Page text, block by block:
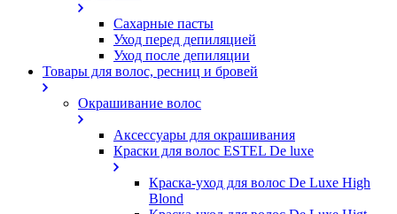
Сахарные пасты
Уход перед депиляцией
Уход после депиляции
Товары для волос, ресниц и бровей
Окрашивание волос
Аксессуары для окрашивания
Краски для волос ESTEL De luxe
Краска-уход для волос De Luxe High
Blond